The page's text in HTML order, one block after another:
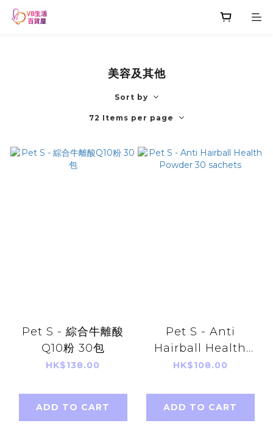
美容及其他
Sort by
72 Items per page
Pet S - 綜合牛離酸
Q10粉 30包
HK$138.00
ADD TO CART
Pet S - Anti
Hairball Health
Powder 30 sachets
HK$108.00
ADD TO CART